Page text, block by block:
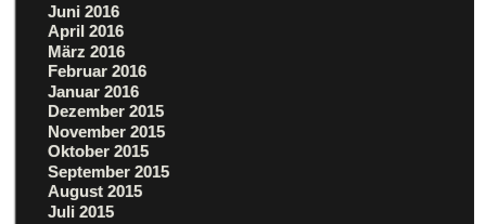
Juni 2016
April 2016
März 2016
Februar 2016
Januar 2016
Dezember 2015
November 2015
Oktober 2015
September 2015
August 2015
Juli 2015